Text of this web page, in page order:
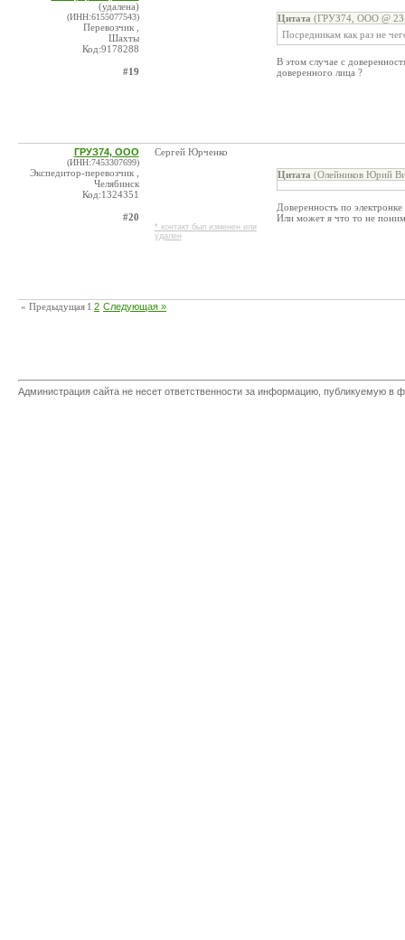
(удалена)
(ИНН:6155077543)
Перевозчик ,
Шахты
Код:9178288
#19
Цитата (ГРУЗ74, ООО @
Посредникам как раз не
В этом случае с
доверенного лица ?
ГРУЗ74, ООО
(ИНН:7453307699)
Экспедитор-перевозчик ,
Челябинск
Код:1324351
#20
Сергей Юрченко
* контакт был изменен или
удален
Цитата (Олейников Юрий
Доверенность по
Или может я что то не
« Предыдущая 1 2 Следующая »
Администрация сайта не несет ответственности за информацию, публикуемую